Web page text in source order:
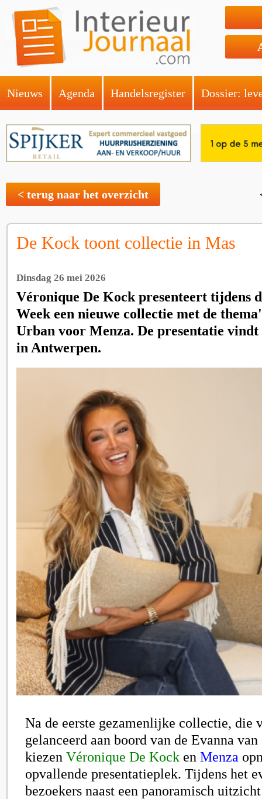
Nieuws Agenda Handelsregister Dossier:
< terug naar het overzicht
De Kock toont collectie in Mas
Dinsdag 26 mei 2026
Véronique De Kock presenteert tijdens
Week een nieuwe collectie met de
Urban voor Menza. De presentatie
in Antwerpen.
Na de eerste gezamenlijke collectie, die
gelanceerd aan boord van de Evanna
kiezen Véronique De Kock en Menza
opvallende presentatieplek. Tijdens het
bezoekers naast een panoramisch